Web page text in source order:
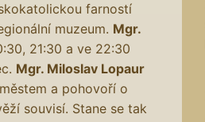
farností
muzeum. Mgr.
21:30 a ve 22:30
Mgr. Miloslav Lopaur
a pohovoří o
souvisí. Stane se tak